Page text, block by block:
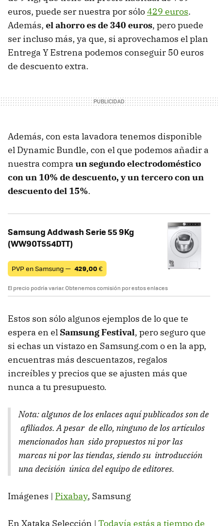
euros, puede ser nuestra por sólo429 euros.
Además, el ahorro es de 340 euros, pero puede
ser incluso más, ya que, si aprovechamos el plan
Entrega Y Estrena podemos conseguir 50 euros
de descuento extra.
Además, con esta lavadora tenemos disponible
el Dynamic Bundle, con el que podemos añadir a
nuestra compra un segundo electrodoméstico
con un 10% de descuento, y un tercero con un
descuento del 15%.
Samsung Addwash Serie 55 9Kg
(WW90T554DTT)
PVP en Samsung — 429,00€
El precio podría variar. Obtenemos comisión por estos enlaces
Estos son sólo algunos ejemplos de lo que te
espera en el Samsung Festival, pero seguro que
si echas un vistazo en Samsung.com o en la app,
encuentras más descuentazos, regalos
increíbles y precios que se ajusten más que
nunca a tu presupuesto.
Nota: algunos de los enlaces aquí publicados son de
afiliados. A pesar de ello, ninguno de los artículos
mencionados han sido propuestos ni por las
marcas ni por las tiendas, siendo su introducción
una decisión única del equipo de editores.
Imágenes | Pixabay, Samsung
En Xataka Selección | Todavía estás a tiempo de